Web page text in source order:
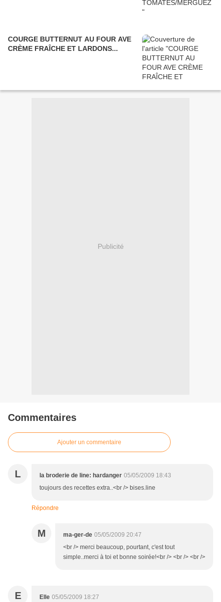
COURGE BUTTERNUT AU FOUR AVE
CRÈME FRAÎCHE ET LARDONS...
Publicité
Commentaires
Ajouter un commentaire
L la broderie de line: hardanger 05/05/2009 18:43
toujours des recettes extra..<br /> bises.line
Répondre
M ma-ger-de 05/05/2009 20:47
<br /> merci beaucoup, pourtant, c'est tout
simple..merci à toi et bonne soirée!<br /> <br /> <br />
E Elle 05/05/2009 18:27